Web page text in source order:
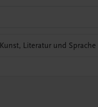
Kunst, Literatur und Sprache